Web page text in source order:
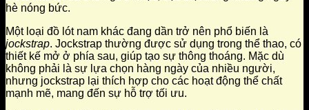
hè nóng bức.
Một loại đồ lót nam khác đang dần trở nên phổ biến là
jockstrap. Jockstrap thường được sử dụng trong thể thao, có
thiết kế mở ở phía sau, giúp tạo sự thông thoáng. Mặc dù
không phải là sự lựa chọn hàng ngày của nhiều người,
nhưng jockstrap lại thích hợp cho các hoạt động thể chất
mạnh mẽ, mang đến sự hỗ trợ tối ưu.